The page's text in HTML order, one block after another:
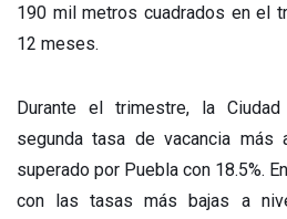
190 mil metros cuadrados en el
12 meses.
Durante el trimestre, la
segunda tasa de vacancia más
superado por Puebla con 18.5%.
con las tasas más bajas a